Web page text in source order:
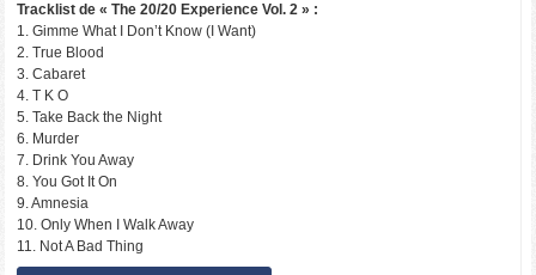
Tracklist de « The 20/20 Experience Vol. 2 » :
1. Gimme What I Don’t Know (I Want)
2. True Blood
3. Cabaret
4. T K O
5. Take Back the Night
6. Murder
7. Drink You Away
8. You Got It On
9. Amnesia
10. Only When I Walk Away
11. Not A Bad Thing